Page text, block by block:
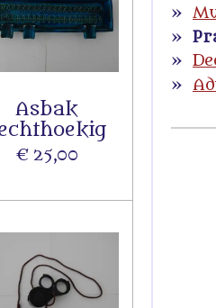
Asbak
€ 25,00